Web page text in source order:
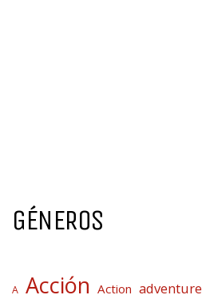
GÉNEROS
A Acción Action adventure